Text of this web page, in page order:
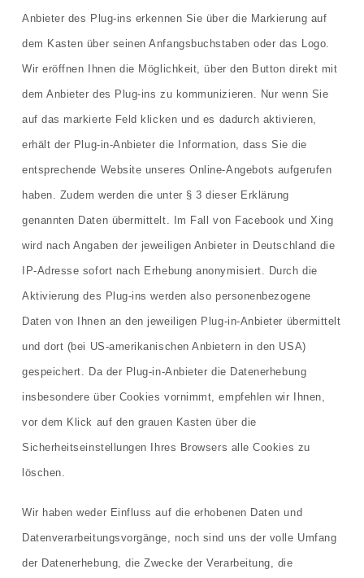
Anbieter des Plug-ins erkennen Sie über die Markierung auf
dem Kasten über seinen Anfangsbuchstaben oder das Logo.
Wir eröffnen Ihnen die Möglichkeit, über den Button direkt mit
dem Anbieter des Plug-ins zu kommunizieren. Nur wenn Sie
auf das markierte Feld klicken und es dadurch aktivieren,
erhält der Plug-in-Anbieter die Information, dass Sie die
entsprechende Website unseres Online-Angebots aufgerufen
haben. Zudem werden die unter § 3 dieser Erklärung
genannten Daten übermittelt. Im Fall von Facebook und Xing
wird nach Angaben der jeweiligen Anbieter in Deutschland die
IP-Adresse sofort nach Erhebung anonymisiert. Durch die
Aktivierung des Plug-ins werden also personenbezogene
Daten von Ihnen an den jeweiligen Plug-in-Anbieter übermittelt
und dort (bei US-amerikanischen Anbietern in den USA)
gespeichert. Da der Plug-in-Anbieter die Datenerhebung
insbesondere über Cookies vornimmt, empfehlen wir Ihnen,
vor dem Klick auf den grauen Kasten über die
Sicherheitseinstellungen Ihres Browsers alle Cookies zu
löschen.
Wir haben weder Einfluss auf die erhobenen Daten und
Datenverarbeitungsvorgänge, noch sind uns der volle Umfang
der Datenerhebung, die Zwecke der Verarbeitung, die